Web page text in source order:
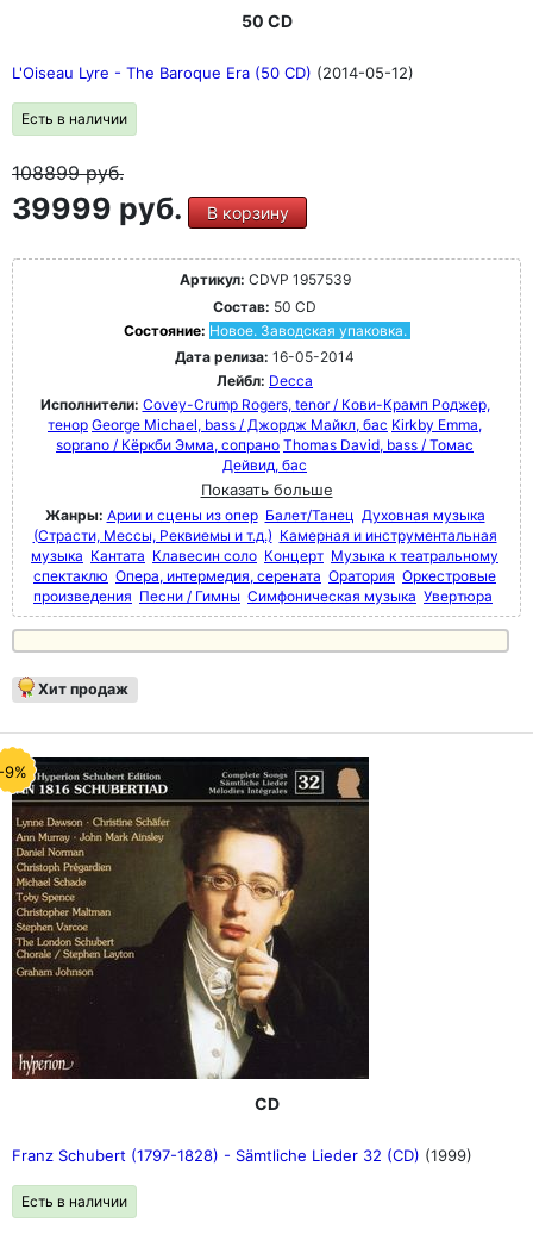
50 CD
L'Oiseau Lyre - The Baroque Era (50 CD) (2014-05-12)
Есть в наличии
108899руб.
39999 руб. В корзину
Артикул: CDVP 1957539
Состав: 50 CD
Состояние: Новое. Заводская упаковка.
Дата релиза: 16-05-2014
Лейбл: Decca
Исполнители: Covey-Crump Rogers, tenor / Кови-Крамп Роджер,
тенор George Michael, bass / Джордж Майкл, бас Kirkby Emma,
soprano / Кёркби Эмма, сопрано Thomas David, bass / Томас
Дейвид, бас
Показать больше
Жанры: Арии и сцены из опер Балет/Танец Духовная музыка
(Страсти, Мессы, Реквиемы и т.д.) Камерная и инструментальная
музыка Кантата Клавесин соло Концерт Музыка к театральному
спектаклю Опера, интермедия, серената Оратория Оркестровые
произведения Песни / Гимны Симфоническая музыка Увертюра
Хит продаж
9%
CD
Franz Schubert (1797-1828) - Sämtliche Lieder 32 (CD) (1999)
Есть в наличии